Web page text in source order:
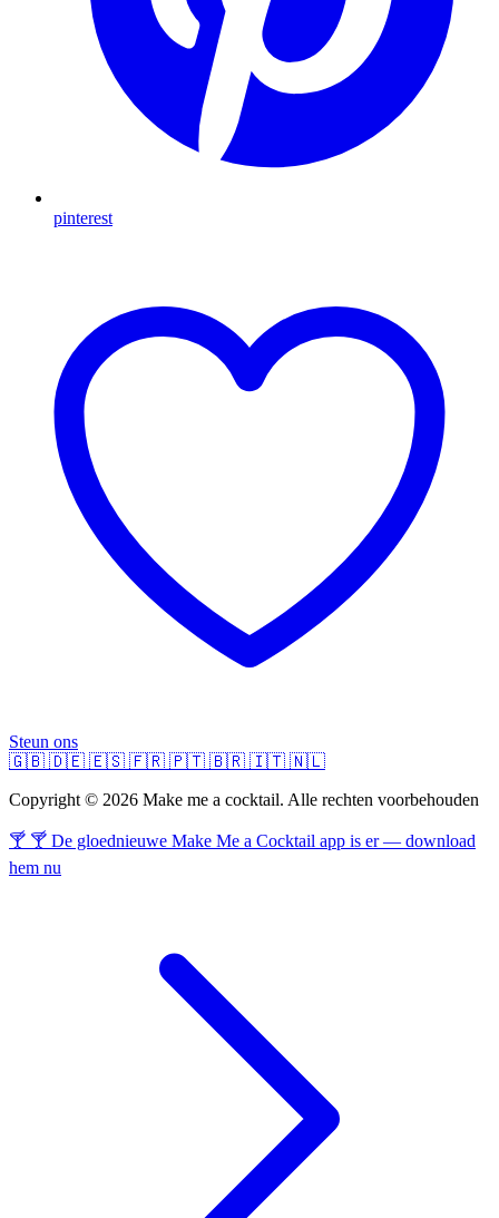
pinterest
Steun ons
🇬🇧 🇩🇪 🇪🇸 🇫🇷 🇵🇹 🇧🇷 🇮🇹 🇳🇱
Copyright © 2026 Make me a cocktail. Alle rechten voorbehouden
🍸 🍸 De gloednieuwe Make Me a Cocktail app is er — download
hem nu